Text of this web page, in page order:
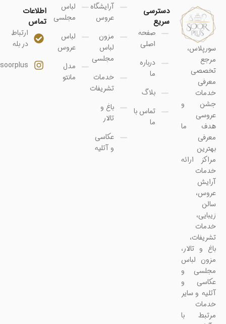
سورپلاس،
مرجع
تخصصی
معرفی
خدمات
جشن و
عروسی
هدف ما
معرفی
بهترین
مراکز ارائه
خدمات
آرایش
عروس،
سالن
زیبایی،
خدمات
تشریفات،
باغ و تالار،
مزون لباس
مجلسی و
عکاسی و
آتلیه و سایر
خدمات
مرتبط با
دسترسی
سریع
صفحه
اصلی
درباره
ما
بلاگ
تماس با
ما
آرایشگاه
عروس
مزون
لباس
مجلسی
خدمات
تشریفات
باغ و
تالار
عکاسی
و آتلیه
لباس
مجلسی
لباس
عروس
مدل
مانتو
اطلاعات
تماس
ارتباط
در بله
soorplus@